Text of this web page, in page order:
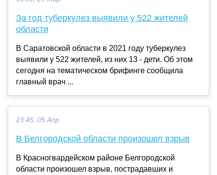
За год туберкулез выявили у 522 жителей
области
В Саратовской области в 2021 году туберкулез
выявили у 522 жителей, из них 13 - дети. Об этом
сегодня на тематическом брифинге сообщила
главный врач ...
23:45, 05 Апр
В Белгородской области произошел взрыв
В Красногвардейском районе Белгородской
области произошел взрыв, пострадавших и